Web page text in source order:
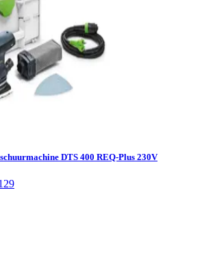
DTS 400 REQ-Plus 230V